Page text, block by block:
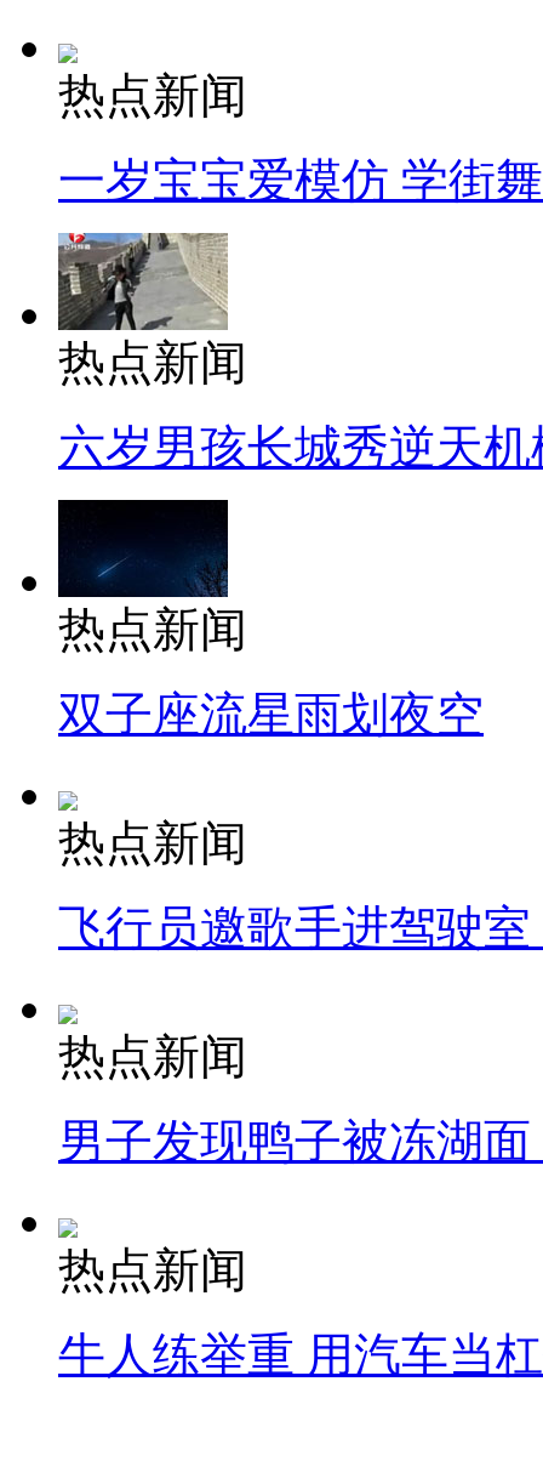
热点新闻
一岁宝宝爱模仿 学街
热点新闻
六岁男孩长城秀逆天机
热点新闻
双子座流星雨划夜空
热点新闻
飞行员邀歌手进驾驶
热点新闻
男子发现鸭子被冻湖
热点新闻
牛人练举重 用汽车当